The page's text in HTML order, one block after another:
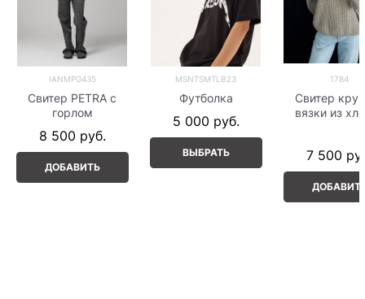
IANMPG435
Свитер PETRA с
горлом
8 500 руб.
ДОБАВИТЬ
MSNTSMTLB23
Футболка
5 000 руб.
ВЫБРАТЬ
1784
Свитер
вязки из
7 500